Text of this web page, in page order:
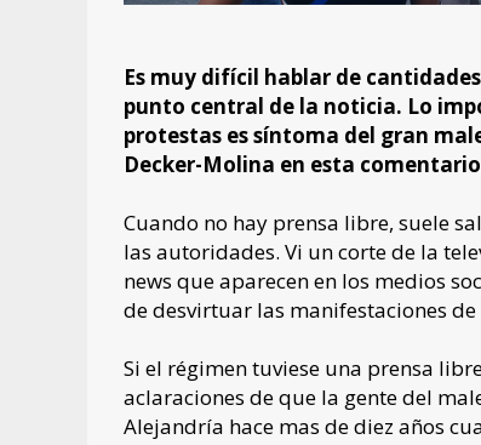
Es muy difícil hablar de
punto central de la noticia. Lo
protestas es síntoma del gran
Decker-Molina en esta
Cuando no hay prensa libre, suele
las autoridades. Vi un corte de la
news que aparecen en los medios
de desvirtuar las manifestaciones de
Si el régimen tuviese una prensa
aclaraciones de que la gente del
Alejandría hace mas de diez años